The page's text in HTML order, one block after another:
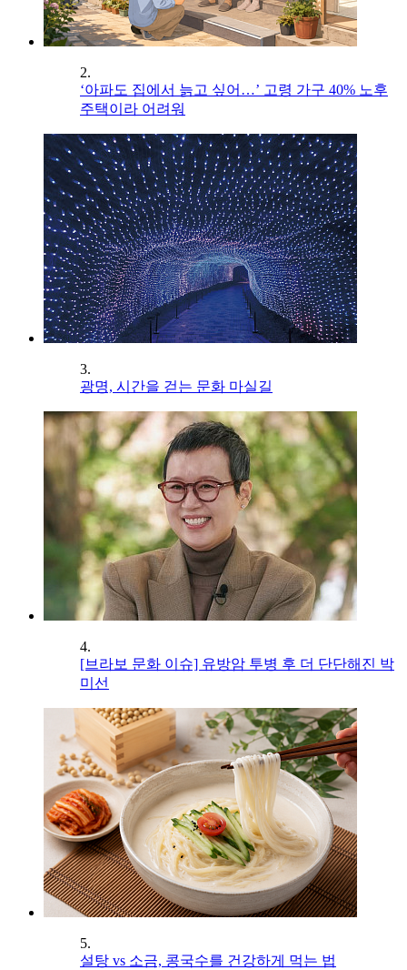
2.
‘아파도 집에서 늙고 싶어…’ 고령 가구 40% 노후
주택이라 어려워
3.
광명, 시간을 걷는 문화 마실길
4.
[브라보 문화 이슈] 유방암 투병 후 더 단단해진 박
미선
5.
설탕 vs 소금, 콩국수를 건강하게 먹는 법